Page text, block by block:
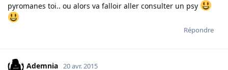
pyromanes toi.. ou alors va falloir aller consulter un psy
Répondre
Ademnia 20 avr. 2015